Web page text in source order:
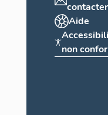
contacter
Aide
non